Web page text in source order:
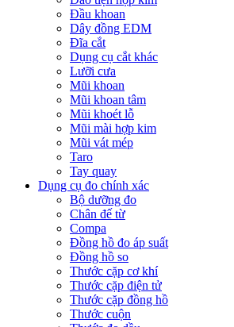
Đầu khoan
Dây đồng EDM
Đĩa cắt
Dụng cụ cắt khác
Lưỡi cưa
Mũi khoan
Mũi khoan tâm
Mũi khoét lỗ
Mũi mài hợp kim
Mũi vát mép
Taro
Tay quay
Dụng cụ đo chính xác
Bộ dưỡng đo
Chân đế từ
Compa
Đồng hồ đo áp suất
Đồng hồ so
Thước cặp cơ khí
Thước cặp điện tử
Thước cặp đồng hồ
Thước cuộn